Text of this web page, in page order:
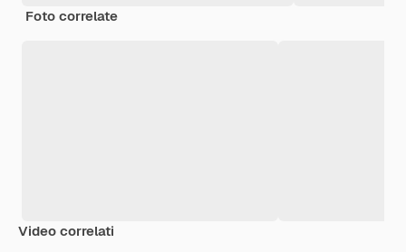
Foto correlate
Video correlati